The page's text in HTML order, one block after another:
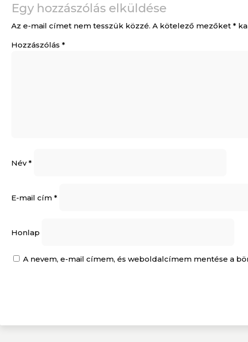
Egy hozzászólás elküldése
Az e-mail címet nem tesszük közzé. A kötelező mezőket *
Hozzászólás *
Név*
E-mail cím *
Honlap
A nevem, e-mail címem, és weboldalcímem mentése a